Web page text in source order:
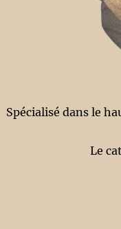
Spécialisé dans le
Le